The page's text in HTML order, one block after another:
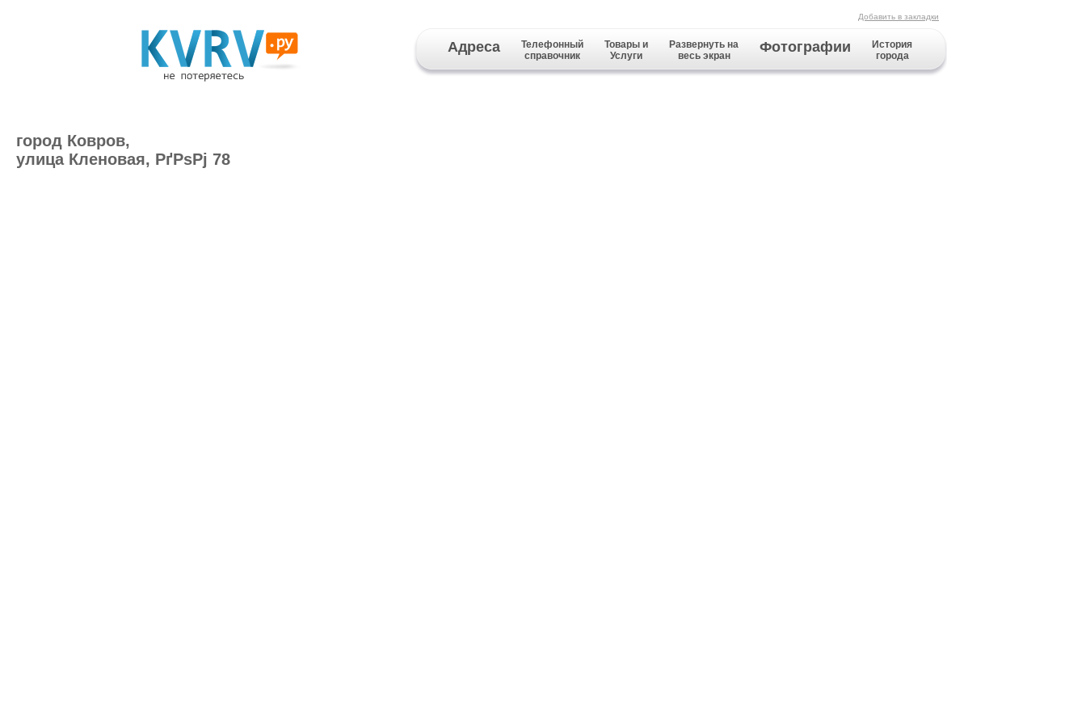
Добавить в закладки
Адреса
Телефонный
справочник
Товары и
Услуги
Развернуть на
весь экран
Фотографии
История
города
город Ковров,
улица Кленовая, РґРѕРј 78